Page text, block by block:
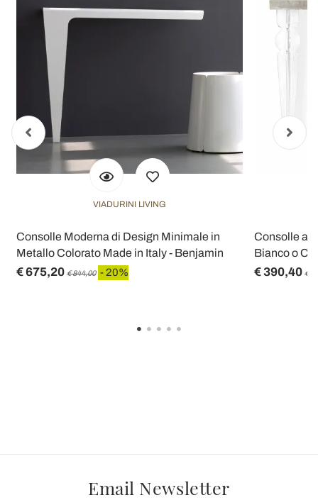
VIADURINI LIVING
Consolle Moderna di Design Minimale in
Metallo Colorato Made in Italy - Benjamin
€ 675,20 € 844,00 - 20%
Consolle a
Bianco o
€ 390,40 €
Email Newsletter